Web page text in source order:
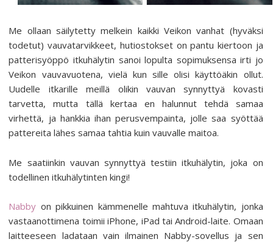
Me ollaan säilytetty melkein kaikki Veikon vanhat (hyväksi
todetut) vauvatarvikkeet, hutiostokset on pantu kiertoon ja
patterisyöppö itkuhälytin sanoi lopulta sopimuksensa irti jo
Veikon vauvavuotena, vielä kun sille olisi käyttöäkin ollut.
Uudelle itkarille meillä olikin vauvan synnyttyä kovasti
tarvetta, mutta tällä kertaa en halunnut tehdä samaa
virhettä, ja hankkia ihan perusvempainta, jolle saa syöttää
pattereita lähes samaa tahtia kuin vauvalle maitoa.
Me saatiinkin vauvan synnyttyä testiin itkuhälytin, joka on
todellinen itkuhälytinten kingi!
Nabby on pikkuinen kämmenelle mahtuva itkuhälytin, jonka
vastaanottimena toimii iPhone, iPad tai Android-laite. Omaan
laitteeseen ladataan vain ilmainen Nabby-sovellus ja sen